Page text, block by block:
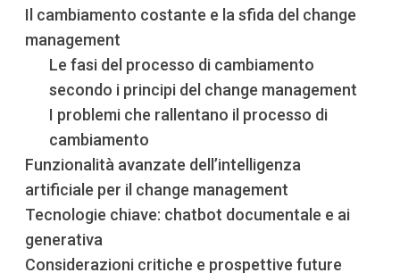
Il cambiamento costante e la sfida del change
management
Le fasi del processo di cambiamento
secondo i principi del change management
I problemi che rallentano il processo di
cambiamento
Funzionalità avanzate dell’intelligenza
artificiale per il change management
Tecnologie chiave: chatbot documentale e ai
generativa
Considerazioni critiche e prospettive future